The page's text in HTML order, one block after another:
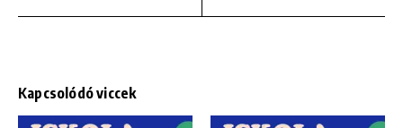
Kapcsolódó viccek